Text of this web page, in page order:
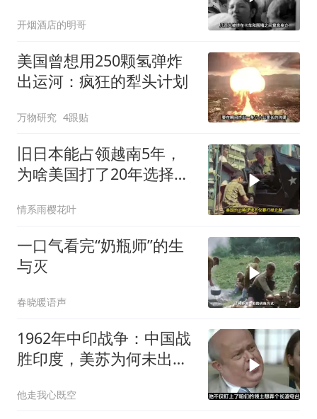
开烟酒店的明哥
美国曾想用250颗氢弹炸
出运河：疯狂的犁头计划
万物研究 4跟贴
旧日本能占领越南5年，
为啥美国打了20年选择撤
情系雨樱花叶
一口气看完“奶瓶师”的生
与灭
春晓暖语声
1962年中印战争：中国战
胜印度，美苏为何未出兵
他走我心既空